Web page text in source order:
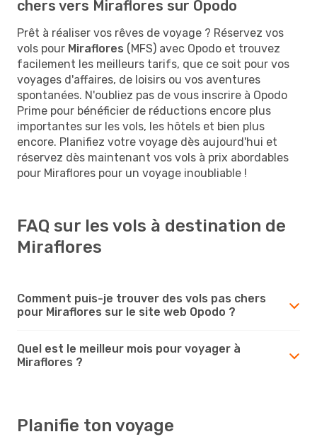
chers vers Miraflores sur Opodo
Prêt à réaliser vos rêves de voyage ? Réservez vos
vols pour Miraflores (MFS) avec Opodo et trouvez
facilement les meilleurs tarifs, que ce soit pour vos
voyages d'affaires, de loisirs ou vos aventures
spontanées. N'oubliez pas de vous inscrire à Opodo
Prime pour bénéficier de réductions encore plus
importantes sur les vols, les hôtels et bien plus
encore. Planifiez votre voyage dès aujourd'hui et
réservez dès maintenant vos vols à prix abordables
pour Miraflores pour un voyage inoubliable !
FAQ sur les vols à destination de
Miraflores
Comment puis-je trouver des vols pas chers
pour Miraflores sur le site web Opodo ?
Quel est le meilleur mois pour voyager à
Miraflores ?
Planifie ton voyage